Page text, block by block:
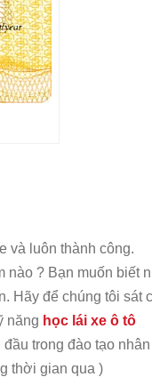
và luôn thành công.
nào ? Bạn muốn biết
Hãy để chúng tôi sát
năng học lái xe ô tô
trong đào tạo
thời gian qua )